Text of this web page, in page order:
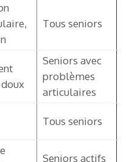
Tous seniors
Seniors avec
problèmes
articulaires
Tous seniors
Seniors actifs